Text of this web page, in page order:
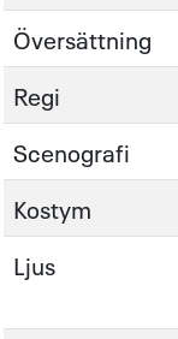
Översättning
Regi
Scenografi
Kostym
Ljus